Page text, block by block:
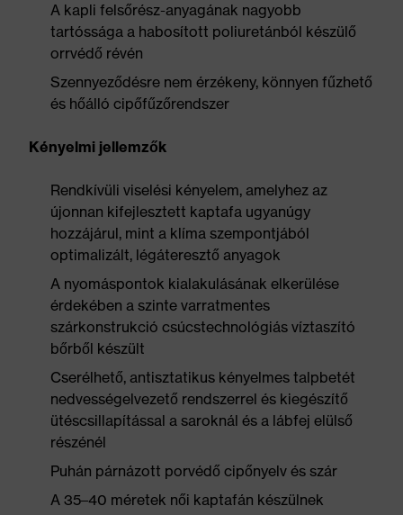
A kapli felsőrész-anyagának nagyobb
tartóssága a habosított poliuretánból készülő
orrvédő révén
Szennyeződésre nem érzékeny, könnyen fűzhető
és hőálló cipőfűzőrendszer
Kényelmi jellemzők
Rendkívüli viselési kényelem, amelyhez az
újonnan kifejlesztett kaptafa ugyanúgy
hozzájárul, mint a klíma szempontjából
optimalizált, légáteresztő anyagok
A nyomáspontok kialakulásának elkerülése
érdekében a szinte varratmentes
szárkonstrukció csúcstechnológiás víztaszító
bőrből készült
Cserélhető, antisztatikus kényelmes talpbetét
nedvességelvezető rendszerrel és kiegészítő
ütéscsillapítással a saroknál és a lábfej elülső
részénél
Puhán párnázott porvédő cipőnyelv és szár
A 35–40 méretek női kaptafán készülnek